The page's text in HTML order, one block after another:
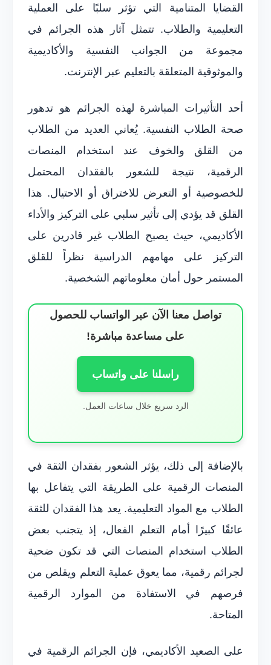
القضايا المتنامية التي تؤثر سلبًا على العملية
التعليمية والطلاب. تتمثل آثار هذه الجرائم في
مجموعة من الجوانب النفسية والأكاديمية
والموثوقية المتعلقة بالتعليم عبر الإنترنت.
أحد التأثيرات المباشرة لهذه الجرائم هو تدهور
صحة الطلاب النفسية. يُعاني العديد من الطلاب
من القلق والخوف عند استخدام المنصات
الرقمية، نتيجة للشعور بالفقدان المحتمل
للخصوصية أو التعرض للاختراق أو الاحتيال. هذا
القلق قد يؤدي إلى تأثير سلبي على التركيز والأداء
الأكاديمي، حيث يصبح الطلاب غير قادرين على
التركيز على مهامهم الدراسية نظراً للقلق
المستمر حول أمان معلوماتهم الشخصية.
تواصل معنا الآن عبر الواتساب للحصول
على مساعدة مباشرة!
راسلنا على واتساب
الرد سريع خلال ساعات العمل.
بالإضافة إلى ذلك، يؤثر الشعور بفقدان الثقة في
المنصات الرقمية على الطريقة التي يتفاعل بها
الطلاب مع المواد التعليمية. يعد هذا الفقدان للثقة
عائقًا كبيرًا أمام التعلم الفعال، إذ يتجنب بعض
الطلاب استخدام المنصات التي قد تكون ضحية
لجرائم رقمية، مما يعوق عملية التعلم ويقلص من
فرصهم في الاستفادة من الموارد الرقمية
المتاحة.
على الصعيد الأكاديمي، فإن الجرائم الرقمية في